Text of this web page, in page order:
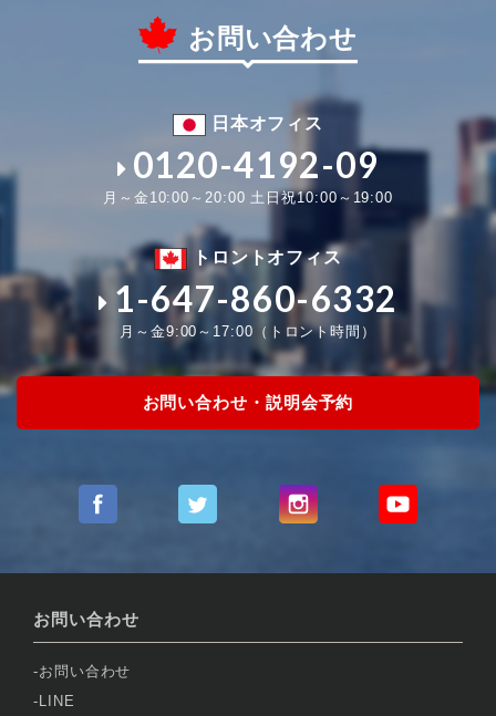
お問い合わせ
日本オフィス
0120-4192-09
月～金10:00～20:00 土日祝10:00～19:00
トロントオフィス
1-647-860-6332
月～金9:00～17:00（トロント時間）
お問い合わせ・説明会予約
お問い合わせ
お問い合わせ
LINE